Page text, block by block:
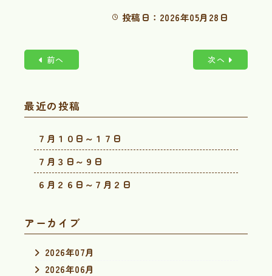
投稿日：2026年05月28日
前へ 次へ
最近の投稿
７月１０日～１７日
７月３日～９日
６月２６日～７月２日
アーカイブ
2026年07月
2026年06月